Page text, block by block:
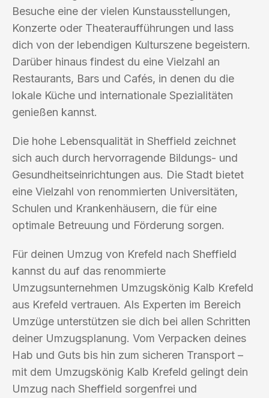
Besuche eine der vielen Kunstausstellungen,
Konzerte oder Theateraufführungen und lass
dich von der lebendigen Kulturszene begeistern.
Darüber hinaus findest du eine Vielzahl an
Restaurants, Bars und Cafés, in denen du die
lokale Küche und internationale Spezialitäten
genießen kannst.
Die hohe Lebensqualität in Sheffield zeichnet
sich auch durch hervorragende Bildungs- und
Gesundheitseinrichtungen aus. Die Stadt bietet
eine Vielzahl von renommierten Universitäten,
Schulen und Krankenhäusern, die für eine
optimale Betreuung und Förderung sorgen.
Für deinen Umzug von Krefeld nach Sheffield
kannst du auf das renommierte
Umzugsunternehmen Umzugskönig Kalb Krefeld
aus Krefeld vertrauen. Als Experten im Bereich
Umzüge unterstützen sie dich bei allen Schritten
deiner Umzugsplanung. Vom Verpacken deines
Hab und Guts bis hin zum sicheren Transport –
mit dem Umzugskönig Kalb Krefeld gelingt dein
Umzug nach Sheffield sorgenfrei und